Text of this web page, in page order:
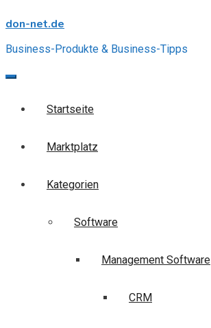
to
don-net.de
Business-Produkte & Business-Tipps
Startseite
Marktplatz
Kategorien
Software
Management Software
CRM